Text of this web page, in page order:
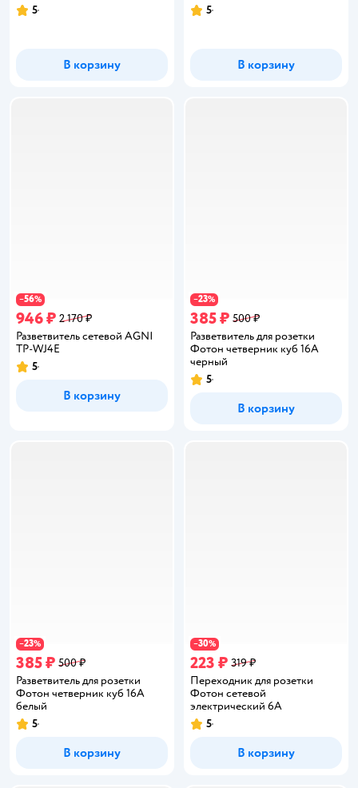
Рейтинг:
5
В корзину
Рейтинг:
5
В корзину
−56%
946 ₽ 2 170 ₽
Разветвитель сетевой AGNI
TP-WJ4E
Рейтинг:
5
В корзину
−23%
385 ₽ 500 ₽
Разветвитель для розетки
Фотoн четверник куб 16А
черный
Рейтинг:
5
В корзину
−23%
385 ₽ 500 ₽
Разветвитель для розетки
Фотoн четверник куб 16А
белый
Рейтинг:
5
В корзину
−30%
223 ₽ 319 ₽
Переходник для розетки
Фотoн сетевой
электрический 6А
Рейтинг:
5
В корзину